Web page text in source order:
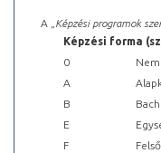
A „ Képzési programok
Képzési forma
0
A
B
E
F